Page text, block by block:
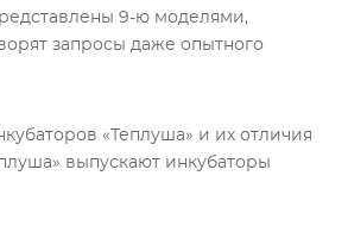
9-ю моделями,
запросы даже опытного
«Теплуша» и их отличия
выпускают инкубаторы